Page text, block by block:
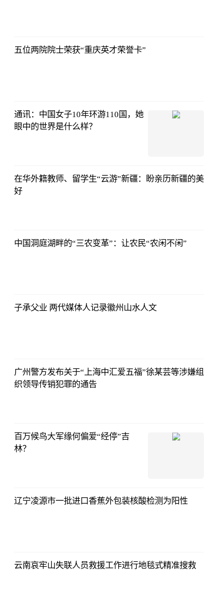
五位两院院士荣获“重庆英才荣誉卡”
通讯：中国女子10年环游110国，她
眼中的世界是什么样？
在华外籍教师、留学生“云游”新疆：盼亲历新疆的美
好
中国洞庭湖畔的“三农变革”：让农民“农闲不闲”
子承父业 两代媒体人记录徽州山水人文
广州警方发布关于“上海中汇爱五福”徐某芸等涉嫌组
织领导传销犯罪的通告
百万候鸟大军缘何偏爱“经停”吉
林？
辽宁凌源市一批进口香蕉外包装核酸检测为阳性
云南哀牢山失联人员救援工作进行地毯式精准搜救